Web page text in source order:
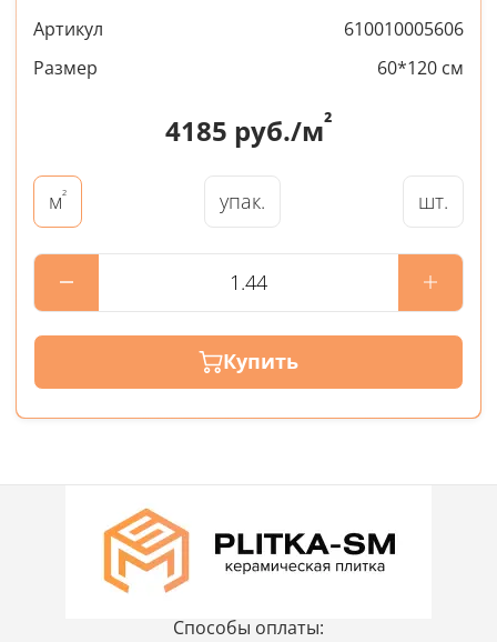
Артикул
610010005606
Размер
60*120 см
4185 руб./м²
м² упак. шт.
Купить
Способы оплаты: